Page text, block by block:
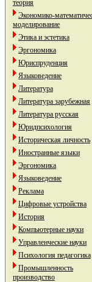
теория
Экономико-
моделирование
Этика и эстетика
Эргономика
Юриспруденция
Языковедение
Литература
Литература зарубежная
Литература русская
Юридпсихология
Историческая личность
Иностранные языки
Эргономика
Языковедение
Реклама
Цифровые устройства
История
Компьютерные науки
Управленческие науки
Психология педагогика
Промышленность
производство